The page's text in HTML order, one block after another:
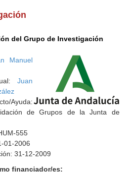
del Grupo de Investigación
Manuel
Juan
Ayuda:
de Grupos de la Junta de
555
01-2006
31-12-2009
financiador/es: